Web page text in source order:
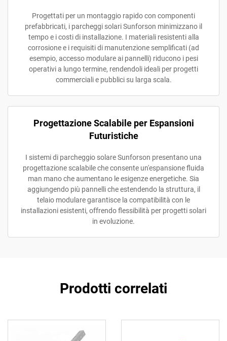
Progettati per un montaggio rapido con componenti
prefabbricati, i parcheggi solari Sunforson minimizzano il
tempo e i costi di installazione. I materiali resistenti alla
corrosione e i requisiti di manutenzione semplificati (ad
esempio, accesso modulare ai pannelli) riducono i pesi
operativi a lungo termine, rendendoli ideali per progetti
commerciali e pubblici su larga scala.
Progettazione Scalabile per Espansioni
Futuristiche
I sistemi di parcheggio solare Sunforson presentano una
progettazione scalabile che consente un'espansione fluida
man mano che aumentano le esigenze energetiche. Sia
aggiungendo più pannelli che estendendo la struttura, il
telaio modulare garantisce la compatibilità con le
installazioni esistenti, offrendo flessibilità per progetti solari
in evoluzione.
Prodotti correlati